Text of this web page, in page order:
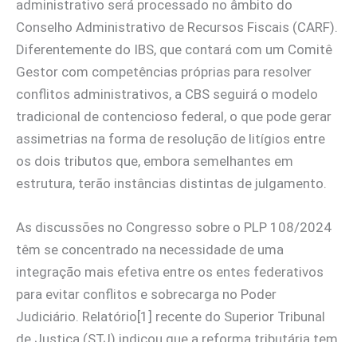
administrativo será processado no âmbito do
Conselho Administrativo de Recursos Fiscais (CARF).
Diferentemente do IBS, que contará com um Comitê
Gestor com competências próprias para resolver
conflitos administrativos, a CBS seguirá o modelo
tradicional de contencioso federal, o que pode gerar
assimetrias na forma de resolução de litígios entre
os dois tributos que, embora semelhantes em
estrutura, terão instâncias distintas de julgamento.
As discussões no Congresso sobre o PLP 108/2024
têm se concentrado na necessidade de uma
integração mais efetiva entre os entes federativos
para evitar conflitos e sobrecarga no Poder
Judiciário. Relatório[1] recente do Superior Tribunal